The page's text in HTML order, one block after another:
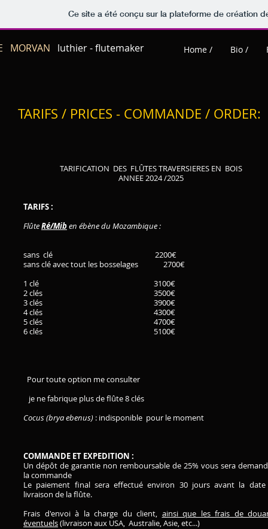
Ce site a été conçu sur la plateforme de création
MORVAN luthier - flutemaker Home / Bio /
TARIFS / PRICES - COMMANDE / ORDER:
TARIFICATION DES FLÛTES TRAVERSIERES EN BOIS
ANNEE 2024 /2025
TARIFS :
FlûteRé/Miben ébène du Mozambique :
sans clé 2200€
sans clé avec tout les bosselages 2700€
1 clé 3100€
2 clés 3500€
3 clés 3900€
4 clés 4300€
5 clés 4700€
6 clés 5100€
Pour toute option me consulter
je ne fabrique plus de flûte 8 clés
Cocus (brya ebenus) : indisponible pour le moment
COMMANDE ET EXPEDITION :
Un dépôt de garantie non remboursable de 25% vous sera
la commande
Le paiement final sera effectué environ 30 jours avant la
livraison de la flûte.
Frais d'envoi à la charge du client, ainsi que les frais de
éventuels(livraison aux USA, Australie, Asie, etc...)